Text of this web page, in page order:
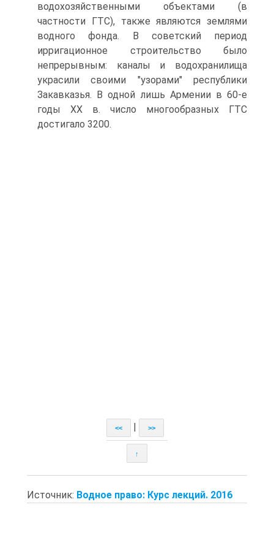
водохозяйственными объектами (в
частности ГТС), также являются землями
водного фонда. В советский период
ирригационное строительство было
непрерывным: каналы и водохранилища
украсили своими "узорами" республики
Закавказья. В одной лишь Армении в 60-е
годы ХХ в. число многообразных ГТС
достигало 3200.
<< >>
↑
Источник: Водное право: Курс лекций. 2016